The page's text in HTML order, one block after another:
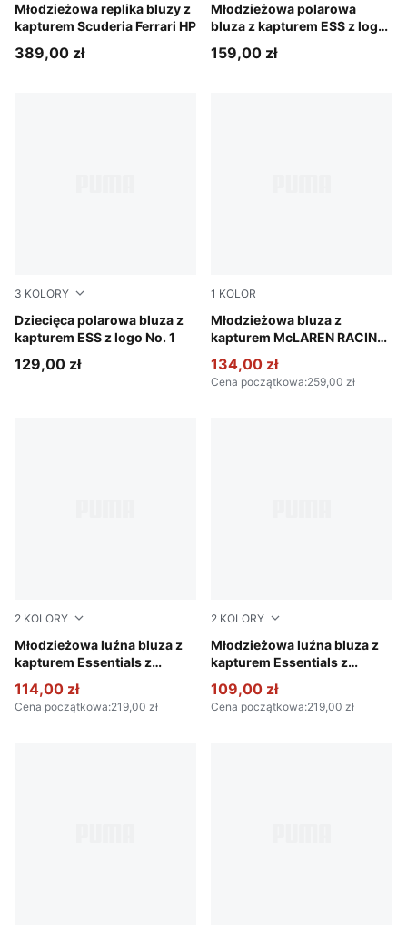
Młodzieżowa replika bluzy z
kapturem Scuderia Ferrari HP
PUMA Red
389,00 zł
Młodzieżowa polarowa
bluza z kapturem ESS z logo
Misty Pink
159,00 zł
3 KOLORY
Dziecięca polarowa bluza z
kapturem ESS z logo No. 1
Mauve Glow
129,00 zł
1 KOLOR
Młodzieżowa bluza z
kapturem McLAREN RACING
Papaya
134,00 zł
Cena początkowa:259,00 zł
2 KOLORY
Młodzieżowa luźna bluza z
kapturem Essentials z
Puma Black
114,00 zł
Cena początkowa:219,00 zł
2 KOLORY
Młodzieżowa luźna bluza z
kapturem Essentials z
Wild Pink
109,00 zł
Cena początkowa:219,00 zł